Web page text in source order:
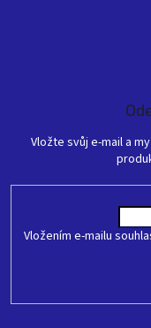
Vložte svůj e-mail a
Vložením e-mailu